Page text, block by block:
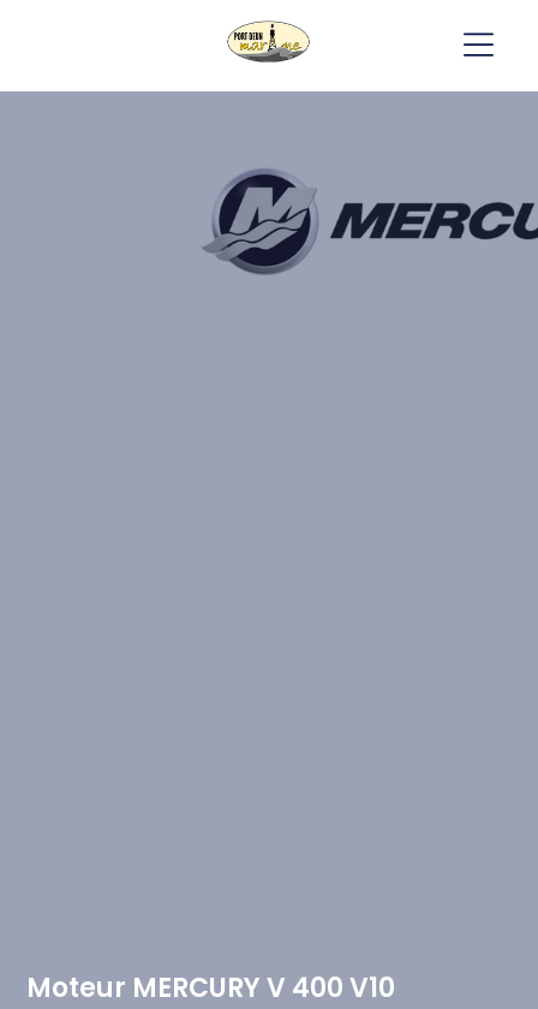
Moteur MERCURY V 400 V10